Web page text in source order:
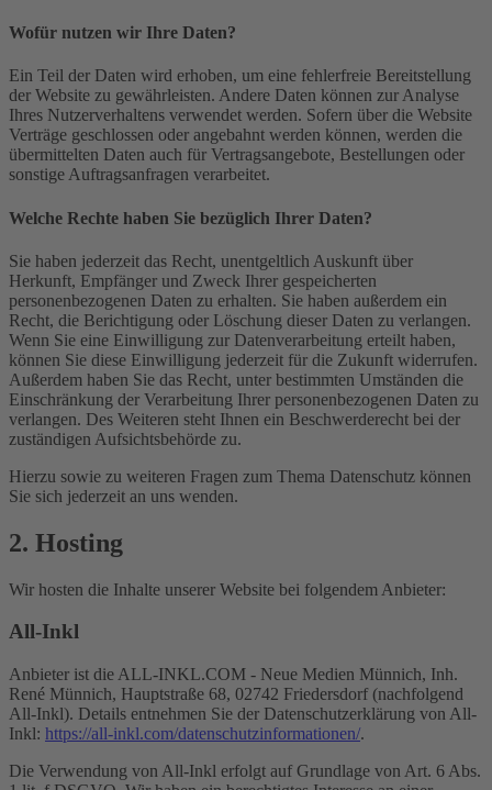
Wofür nutzen wir Ihre Daten?
Ein Teil der Daten wird erhoben, um eine fehlerfreie Bereitstellung
der Website zu gewährleisten. Andere Daten können zur Analyse
Ihres Nutzerverhaltens verwendet werden. Sofern über die Website
Verträge geschlossen oder angebahnt werden können, werden die
übermittelten Daten auch für Vertragsangebote, Bestellungen oder
sonstige Auftragsanfragen verarbeitet.
Welche Rechte haben Sie bezüglich Ihrer Daten?
Sie haben jederzeit das Recht, unentgeltlich Auskunft über
Herkunft, Empfänger und Zweck Ihrer gespeicherten
personenbezogenen Daten zu erhalten. Sie haben außerdem ein
Recht, die Berichtigung oder Löschung dieser Daten zu verlangen.
Wenn Sie eine Einwilligung zur Datenverarbeitung erteilt haben,
können Sie diese Einwilligung jederzeit für die Zukunft widerrufen.
Außerdem haben Sie das Recht, unter bestimmten Umständen die
Einschränkung der Verarbeitung Ihrer personenbezogenen Daten zu
verlangen. Des Weiteren steht Ihnen ein Beschwerderecht bei der
zuständigen Aufsichtsbehörde zu.
Hierzu sowie zu weiteren Fragen zum Thema Datenschutz können
Sie sich jederzeit an uns wenden.
2. Hosting
Wir hosten die Inhalte unserer Website bei folgendem Anbieter:
All-Inkl
Anbieter ist die ALL-INKL.COM - Neue Medien Münnich, Inh.
René Münnich, Hauptstraße 68, 02742 Friedersdorf (nachfolgend
All-Inkl). Details entnehmen Sie der Datenschutzerklärung von All-
Inkl: https://all-inkl.com/datenschutzinformationen/.
Die Verwendung von All-Inkl erfolgt auf Grundlage von Art. 6 Abs.